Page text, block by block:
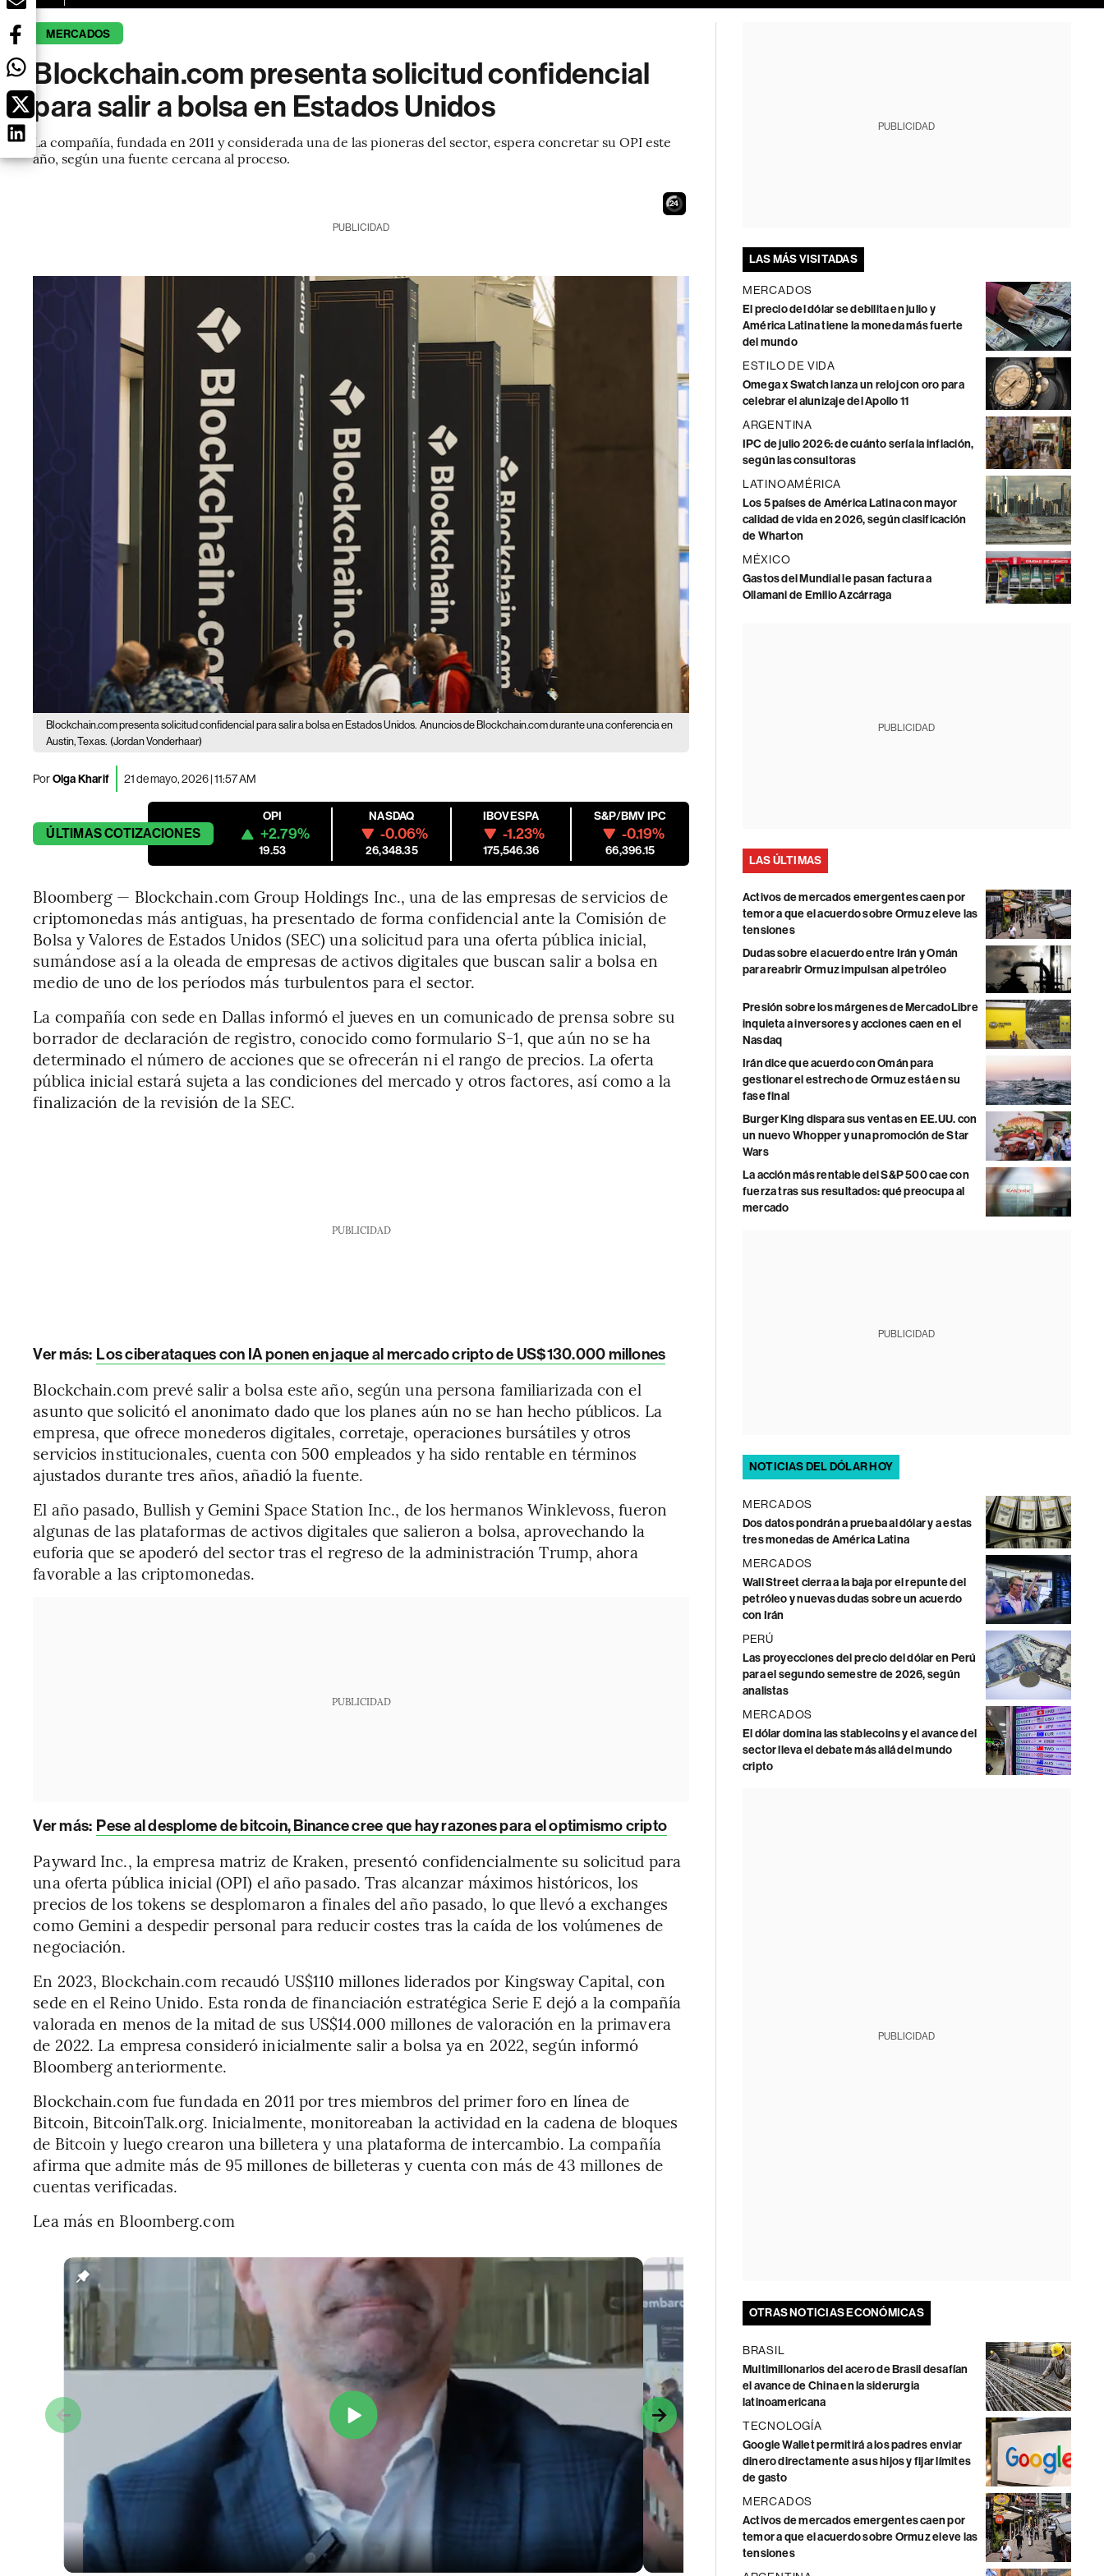
MERCADOS
Blockchain.com presenta solicitud confidencial
para salir a bolsa en Estados Unidos
La compañía, fundada en 2011 y considerada una de las pioneras del sector, espera concretar su OPI este
año, según una fuente cercana al proceso.
23
PUBLICIDAD
Blockchain.com presenta solicitud confidencial para salir a bolsa en Estados Unidos. Anuncios de Blockchain.com durante una conferencia en
Austin, Texas. (Jordan Vonderhaar)
PorOlga Kharif 21 de mayo, 2026 | 11:57 AM
ÚLTIMASCOTIZACIONES
OPI
+2.79%
19.53
NASDAQ
-0.06%
26,348.35
IBOVESPA
-1.23%
175,546.36
S&P/BMV IPC
-0.19%
66,396.15
Bloomberg — Blockchain.com Group Holdings Inc., una de las empresas de servicios de
criptomonedas más antiguas, ha presentado de forma confidencial ante la Comisión de
Bolsa y Valores de Estados Unidos (SEC) una solicitud para una oferta pública inicial,
sumándose así a la oleada de empresas de activos digitales que buscan salir a bolsa en
medio de uno de los períodos más turbulentos para el sector.
La compañía con sede en Dallas informó el jueves en un comunicado de prensa sobre su
borrador de declaración de registro, conocido como formulario S-1, que aún no se ha
determinado el número de acciones que se ofrecerán ni el rango de precios. La oferta
pública inicial estará sujeta a las condiciones del mercado y otros factores, así como a la
finalización de la revisión de la SEC.
PUBLICIDAD
Ver más: Los ciberataques con IA ponen en jaque al mercado cripto de US$130.000 millones
Blockchain.com prevé salir a bolsa este año, según una persona familiarizada con el
asunto que solicitó el anonimato dado que los planes aún no se han hecho públicos. La
empresa, que ofrece monederos digitales, corretaje, operaciones bursátiles y otros
servicios institucionales, cuenta con 500 empleados y ha sido rentable en términos
ajustados durante tres años, añadió la fuente.
El año pasado, Bullish y Gemini Space Station Inc., de los hermanos Winklevoss, fueron
algunas de las plataformas de activos digitales que salieron a bolsa, aprovechando la
euforia que se apoderó del sector tras el regreso de la administración Trump, ahora
favorable a las criptomonedas.
PUBLICIDAD
Ver más: Pese al desplome de bitcoin, Binance cree que hay razones para el optimismo cripto
Payward Inc., la empresa matriz de Kraken, presentó confidencialmente su solicitud para
una oferta pública inicial (OPI) el año pasado. Tras alcanzar máximos históricos, los
precios de los tokens se desplomaron a finales del año pasado, lo que llevó a exchanges
como Gemini a despedir personal para reducir costes tras la caída de los volúmenes de
negociación.
En 2023, Blockchain.com recaudó US$110 millones liderados por Kingsway Capital, con
sede en el Reino Unido. Esta ronda de financiación estratégica Serie E dejó a la compañía
valorada en menos de la mitad de sus US$14.000 millones de valoración en la primavera
de 2022. La empresa consideró inicialmente salir a bolsa ya en 2022, según informó
Bloomberg anteriormente.
Blockchain.com fue fundada en 2011 por tres miembros del primer foro en línea de
Bitcoin, BitcoinTalk.org. Inicialmente, monitoreaban la actividad en la cadena de bloques
de Bitcoin y luego crearon una billetera y una plataforma de intercambio. La compañía
afirma que admite más de 95 millones de billeteras y cuenta con más de 43 millones de
cuentas verificadas.
Lea más en Bloomberg.com
PUBLICIDAD
LAS MÁS VISITADAS
MERCADOS
El precio del dólar se debilita en julio y
América Latina tiene la moneda más fuerte
del mundo
ESTILO DE VIDA
Omega x Swatch lanza un reloj con oro para
celebrar el alunizaje del Apollo 11
ARGENTINA
IPC de julio 2026: de cuánto sería la inflación,
según las consultoras
LATINOAMÉRICA
Los 5 países de América Latina con mayor
calidad de vida en 2026, según clasificación
de Wharton
MÉXICO
Gastos del Mundial le pasan factura a
Ollamani de Emilio Azcárraga
PUBLICIDAD
LAS ÚLTIMAS
Activos de mercados emergentes caen por
temor a que el acuerdo sobre Ormuz eleve las
tensiones
Dudas sobre el acuerdo entre Irán y Omán
para reabrir Ormuz impulsan al petróleo
Presión sobre los márgenes de MercadoLibre
inquieta a inversores y acciones caen en el
Nasdaq
Irán dice que acuerdo con Omán para
gestionar el estrecho de Ormuz está en su
fase final
Burger King dispara sus ventas en EE.UU. con
un nuevo Whopper y una promoción de Star
Wars
La acción más rentable del S&P 500 cae con
fuerza tras sus resultados: qué preocupa al
mercado
PUBLICIDAD
NOTICIAS DEL DÓLAR HOY
MERCADOS
Dos datos pondrán a prueba al dólar y a estas
tres monedas de América Latina
MERCADOS
Wall Street cierra a la baja por el repunte del
petróleo y nuevas dudas sobre un acuerdo
con Irán
PERÚ
Las proyecciones del precio del dólar en Perú
para el segundo semestre de 2026, según
analistas
MERCADOS
El dólar domina las stablecoins y el avance del
sector lleva el debate más allá del mundo
cripto
PUBLICIDAD
OTRAS NOTICIAS ECONÓMICAS
BRASIL
Multimillonarios del acero de Brasil desafían
el avance de China en la siderurgia
latinoamericana
TECNOLOGÍA
Google Wallet permitirá a los padres enviar
dinero directamente a sus hijos y fijar límites
de gasto
MERCADOS
Activos de mercados emergentes caen por
temor a que el acuerdo sobre Ormuz eleve las
tensiones